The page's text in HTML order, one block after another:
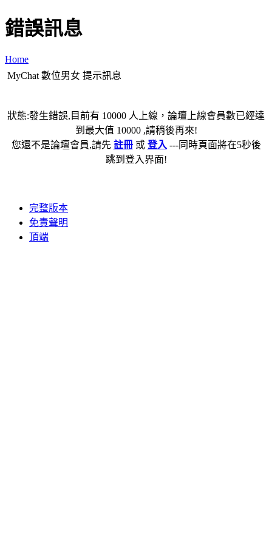
錯誤訊息
Home
MyChat 數位男女 提示訊息
狀態:發生錯誤,目前有 10000 人上線，論壇上線會員數已經達
到最大值 10000 ,請稍後再來!
您還不是論壇會員,請先 註冊或 登入 ---同時頁面將在5秒後
跳到登入界面!
完整版本
免責聲明
頂端